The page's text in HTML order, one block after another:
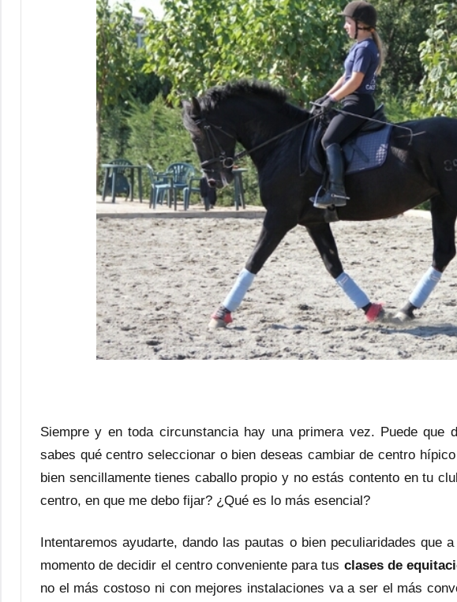
Siempre y en toda circunstancia hay una primera vez. Puede que
sabes qué centro seleccionar o bien deseas cambiar de centro
bien sencillamente tienes caballo propio y no estás contento en tu
centro, en que me debo fijar? ¿Qué es lo más esencial?
Intentaremos ayudarte, dando las pautas o bien peculiaridades que
momento de decidir el centro conveniente para tus clases de
no el más costoso ni con mejores instalaciones va a ser el más